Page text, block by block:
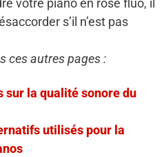
s’il n’est pas
ces autres pages :
sur la qualité sonore du
utilisés pour la